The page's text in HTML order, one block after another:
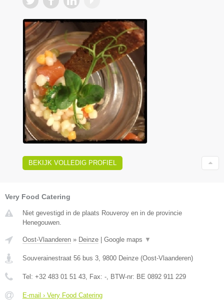
BEKIJK VOLLEDIG PROFIEL
Very Food Catering
Niet gevestigd in de plaats Rouveroy en in de provincie
Henegouwen.
Oost-Vlaanderen » Deinze | Google maps ▼
Souverainestraat 56 bus 3 9800 Deinze (Oost-Vlaanderen)
Tel: +32 483 01 51 43 , Fax: - , BTW-nr: BE 0892 911 229
E-mail › Very Food Catering